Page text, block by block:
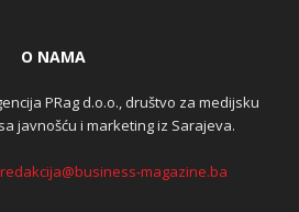
O NAMA
PRag d.o.o., društvo za medijsku
javnošću i marketing iz Sarajeva.
redakcija@business-magazine.ba